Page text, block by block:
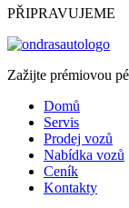
PŘIPRAVUJEME
Zažijte prémiovou
Domů
Servis
Prodej vozů
Nabídka vozů
Ceník
Kontakty